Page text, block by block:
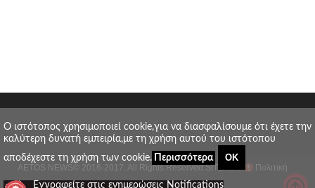
AETOS NEWS © 2016-2017. All Rights Reserved.SITE MAP Πολιτική
O ιστότοπος χρησιμοποιεί cookie,για να διασφαλίσουμε ότι έχετε την
καλύτερη δυνατή εμπειρία,με τη χρήση αυτού του ιστότοπου
αποδέχεστε τη χρήση των cookie.
Περισσότερα ΟΚ
_ Εγγραφείτε στις ενημερώσεις Notifications